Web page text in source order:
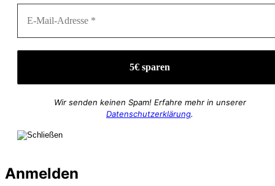
Wir senden keinen Spam! Erfahre mehr in unserer
Datenschutzerklärung.
Anmelden